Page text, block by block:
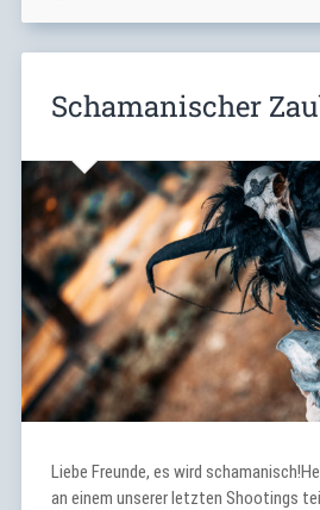
Schamanischer
Liebe Freunde, es wird
an einem unserer letzten Shootings